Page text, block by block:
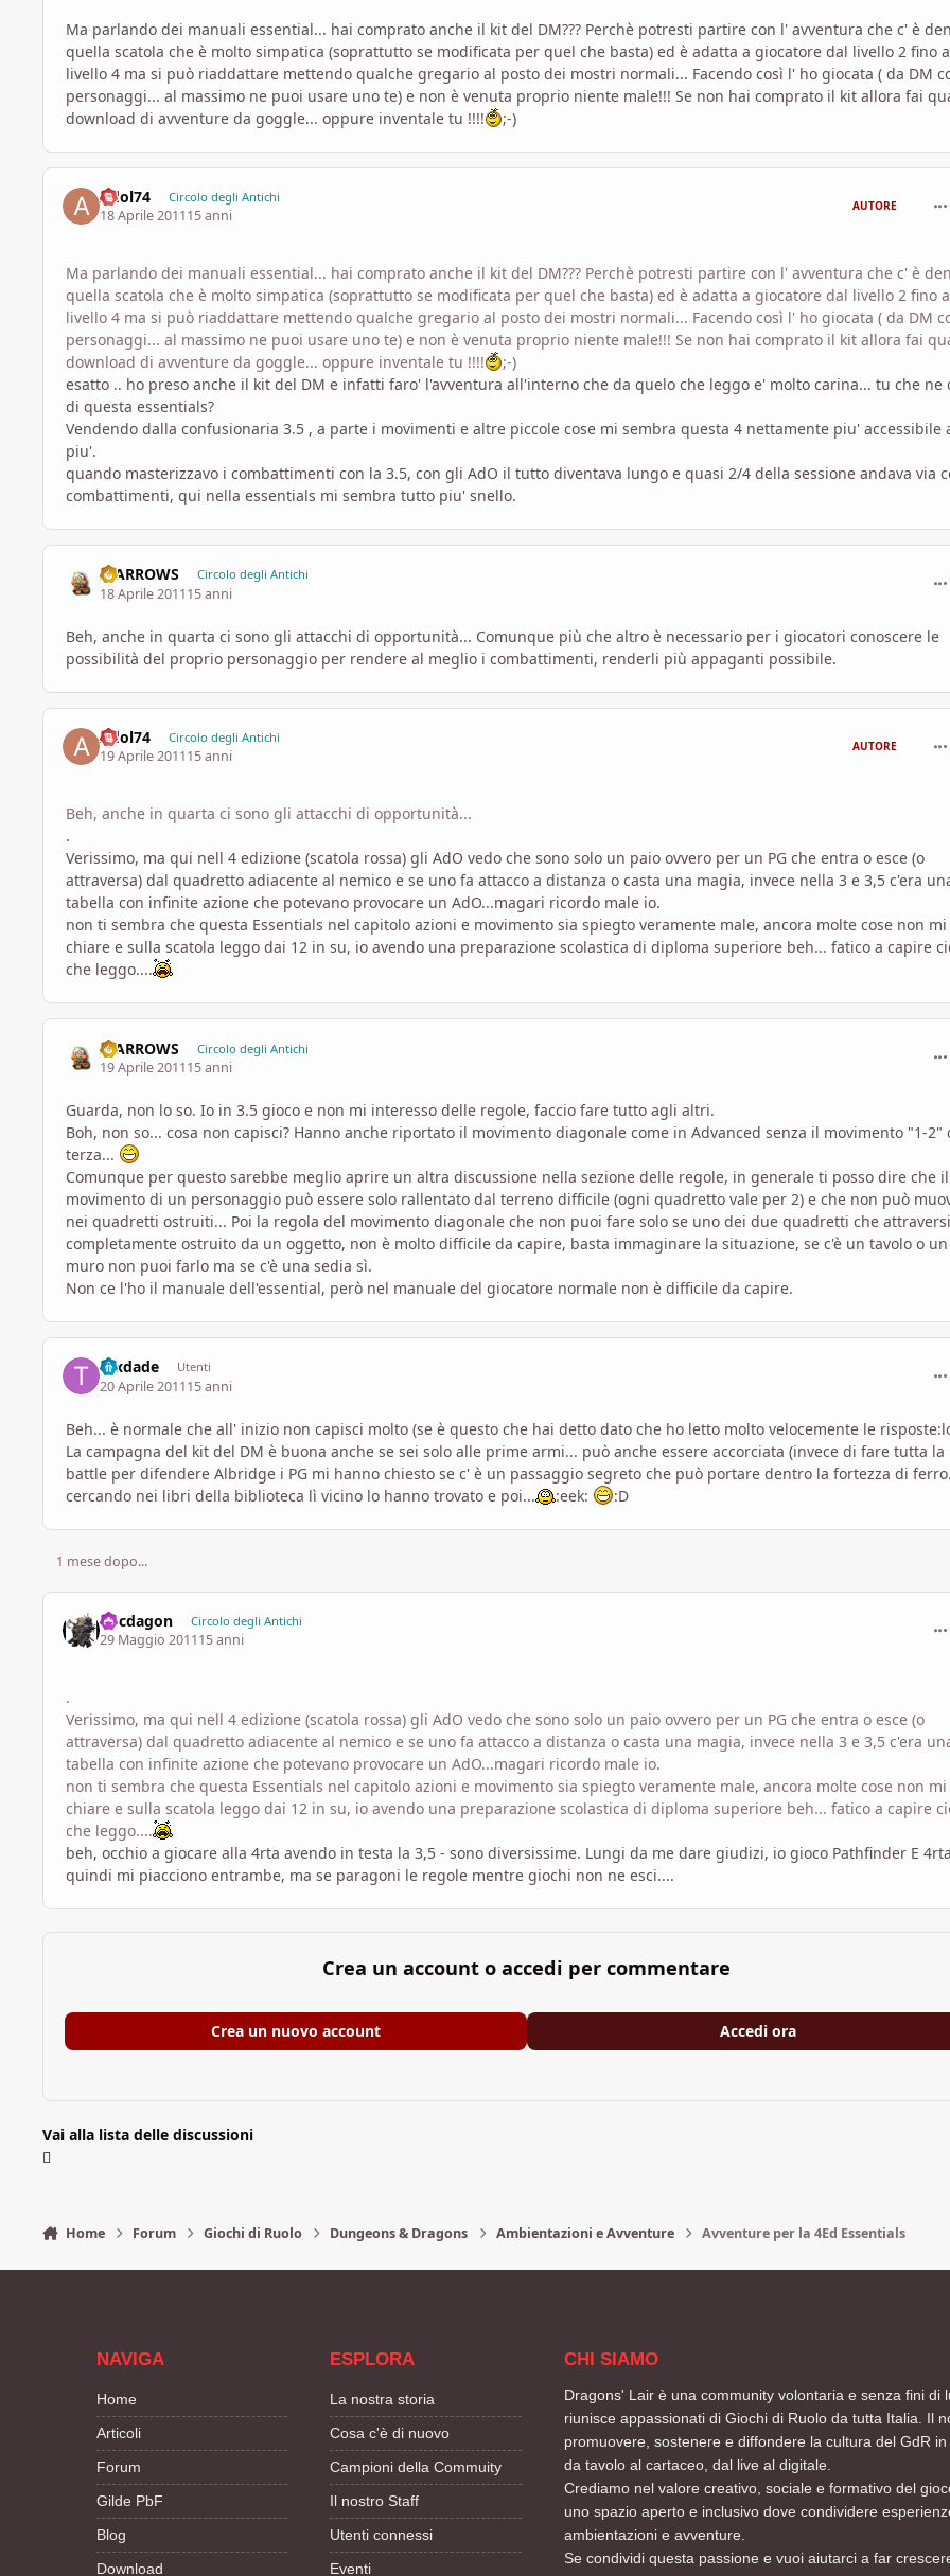
Ma parlando dei manuali essential... hai comprato anche il kit del DM??? Perchè potresti partire con l' avventura che c' è
quella scatola che è molto simpatica (soprattutto se modificata per quel che basta) ed è adatta a giocatore dal livello 2 fino
livello 4 ma si può riaddattare mettendo qualche gregario al posto dei mostri normali... Facendo così l' ho giocata ( da DM
personaggi... al massimo ne puoi usare uno te) e non è venuta proprio niente male!!! Se non hai comprato il kit allora fai
download di avventure da goggle... oppure inventale tu !!!!
;-)
Adol74 Circolo degli Antichi
18 Aprile 201115 anni
AUTORE
Ma parlando dei manuali essential... hai comprato anche il kit del DM??? Perchè potresti partire con l' avventura che c' è
quella scatola che è molto simpatica (soprattutto se modificata per quel che basta) ed è adatta a giocatore dal livello 2 fino
livello 4 ma si può riaddattare mettendo qualche gregario al posto dei mostri normali... Facendo così l' ho giocata ( da DM
personaggi... al massimo ne puoi usare uno te) e non è venuta proprio niente male!!! Se non hai comprato il kit allora fai
download di avventure da goggle... oppure inventale tu !!!!
;-)
esatto .. ho preso anche il kit del DM e infatti faro' l'avventura all'interno che da quelo che leggo e' molto carina... tu che ne
di questa essentials?
Vendendo dalla confusionaria 3.5 , a parte i movimenti e altre piccole cose mi sembra questa 4 nettamente piu' accessibile
piu'.
quando masterizzavo i combattimenti con la 3.5, con gli AdO il tutto diventava lungo e quasi 2/4 della sessione andava via
combattimenti, qui nella essentials mi sembra tutto piu' snello.
II ARROWS Circolo degli Antichi
18 Aprile 201115 anni
Beh, anche in quarta ci sono gli attacchi di opportunità... Comunque più che altro è necessario per i giocatori conoscere le
possibilità del proprio personaggio per rendere al meglio i combattimenti, renderli più appaganti possibile.
Adol74 Circolo degli Antichi
19 Aprile 201115 anni
AUTORE
Beh, anche in quarta ci sono gli attacchi di opportunità...
.
Verissimo, ma qui nell 4 edizione (scatola rossa) gli AdO vedo che sono solo un paio ovvero per un PG che entra o esce (o
attraversa) dal quadretto adiacente al nemico e se uno fa attacco a distanza o casta una magia, invece nella 3 e 3,5 c'era
tabella con infinite azione che potevano provocare un AdO...magari ricordo male io.
non ti sembra che questa Essentials nel capitolo azioni e movimento sia spiegto veramente male, ancora molte cose non mi
chiare e sulla scatola leggo dai 12 in su, io avendo una preparazione scolastica di diploma superiore beh... fatico a capire
che leggo....
II ARROWS Circolo degli Antichi
19 Aprile 201115 anni
Guarda, non lo so. Io in 3.5 gioco e non mi interesso delle regole, faccio fare tutto agli altri.
Boh, non so... cosa non capisci? Hanno anche riportato il movimento diagonale come in Advanced senza il movimento "1-2"
terza...
Comunque per questo sarebbe meglio aprire un altra discussione nella sezione delle regole, in generale ti posso dire che il
movimento di un personaggio può essere solo rallentato dal terreno difficile (ogni quadretto vale per 2) e che non può
nei quadretti ostruiti... Poi la regola del movimento diagonale che non puoi fare solo se uno dei due quadretti che
completamente ostruito da un oggetto, non è molto difficile da capire, basta immaginare la situazione, se c'è un tavolo o un
muro non puoi farlo ma se c'è una sedia sì.
Non ce l'ho il manuale dell'essential, però nel manuale del giocatore normale non è difficile da capire.
texdade Utenti
20 Aprile 201115 anni
Beh... è normale che all' inizio non capisci molto (se è questo che hai detto dato che ho letto molto velocemente le
La campagna del kit del DM è buona anche se sei solo alle prime armi... può anche essere accorciata (invece di fare tutta la
battle per difendere Albridge i PG mi hanno chiesto se c' è un passaggio segreto che può portare dentro la fortezza di
cercando nei libri della biblioteca lì vicino lo hanno trovato e poi...
:eek: :D
1 mese dopo...
docdagon Circolo degli Antichi
29 Maggio 201115 anni
.
Verissimo, ma qui nell 4 edizione (scatola rossa) gli AdO vedo che sono solo un paio ovvero per un PG che entra o esce (o
attraversa) dal quadretto adiacente al nemico e se uno fa attacco a distanza o casta una magia, invece nella 3 e 3,5 c'era
tabella con infinite azione che potevano provocare un AdO...magari ricordo male io.
non ti sembra che questa Essentials nel capitolo azioni e movimento sia spiegto veramente male, ancora molte cose non mi
chiare e sulla scatola leggo dai 12 in su, io avendo una preparazione scolastica di diploma superiore beh... fatico a capire
che leggo....
beh, occhio a giocare alla 4rta avendo in testa la 3,5 - sono diversissime. Lungi da me dare giudizi, io gioco Pathfinder E 4rta
quindi mi piacciono entrambe, ma se paragoni le regole mentre giochi non ne esci....
Crea un account o accedi per commentare
Crea un nuovo account Accedi ora
Vai alla lista delle discussioni
Home Forum Giochi di Ruolo Dungeons & Dragons Ambientazioni e Avventure Avventure per la 4Ed Essentials
NAVIGA
Home
Articoli
Forum
Gilde PbF
Blog
Download
ESPLORA
La nostra storia
Cosa c'è di nuovo
Campioni della Commuity
Il nostro Staff
Utenti connessi
Eventi
CHI SIAMO
Dragons' Lair è una community volontaria e senza fini di
riunisce appassionati di Giochi di Ruolo da tutta Italia. Il
promuovere, sostenere e diffondere la cultura del GdR
da tavolo al cartaceo, dal live al digitale.
Crediamo nel valore creativo, sociale e formativo del
uno spazio aperto e inclusivo dove condividere
ambientazioni e avventure.
Se condividi questa passione e vuoi aiutarci a far